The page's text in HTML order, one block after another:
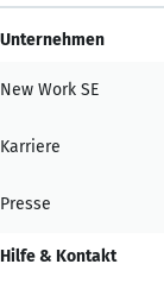
Unternehmen
New Work SE
Karriere
Presse
Hilfe & Kontakt